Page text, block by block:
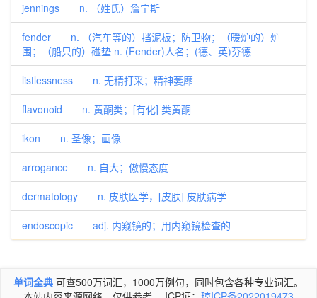
jennings n. （姓氏）詹宁斯
fender n. （汽车等的）挡泥板；防卫物；（暖炉的）炉
围；（船只的）碰垫 n. (Fender)人名；(德、英)芬德
listlessness n. 无精打采；精神萎靡
flavonoid n. 黄酮类；[有化] 类黄酮
ikon n. 圣像；画像
arrogance n. 自大；傲慢态度
dermatology n. 皮肤医学，[皮肤] 皮肤病学
endoscopic adj. 内窥镜的；用内窥镜检查的
单词全典 可查500万词汇，1000万例句，同时包含各种专业词汇。